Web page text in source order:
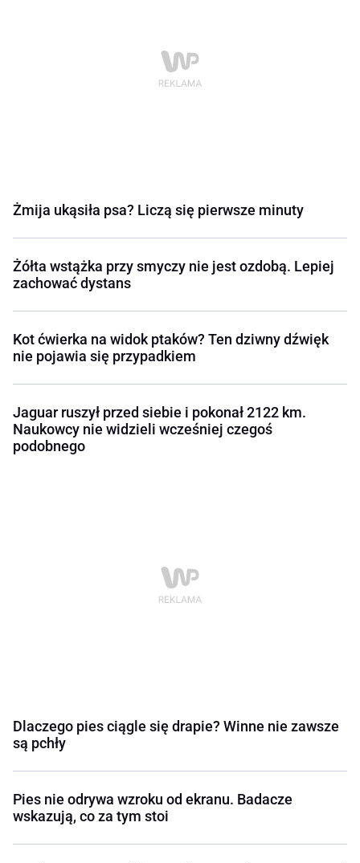
Żmija ukąsiła psa? Liczą się pierwsze minuty
Żółta wstążka przy smyczy nie jest ozdobą. Lepiej
zachować dystans
Kot ćwierka na widok ptaków? Ten dziwny dźwięk
nie pojawia się przypadkiem
Jaguar ruszył przed siebie i pokonał 2122 km.
Naukowcy nie widzieli wcześniej czegoś
podobnego
Dlaczego pies ciągle się drapie? Winne nie zawsze
są pchły
Pies nie odrywa wzroku od ekranu. Badacze
wskazują, co za tym stoi